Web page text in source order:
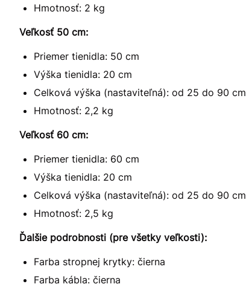
Hmotnosť: 2 kg
Veľkosť 50 cm:
Priemer tienidla: 50 cm
Výška tienidla: 20 cm
Celková výška (nastaviteľná): od 25 do 90 cm
Hmotnosť: 2,2 kg
Veľkosť 60 cm:
Priemer tienidla: 60 cm
Výška tienidla: 20 cm
Celková výška (nastaviteľná): od 25 do 90 cm
Hmotnosť: 2,5 kg
Ďalšie podrobnosti (pre všetky veľkosti):
Farba stropnej krytky: čierna
Farba kábla: čierna